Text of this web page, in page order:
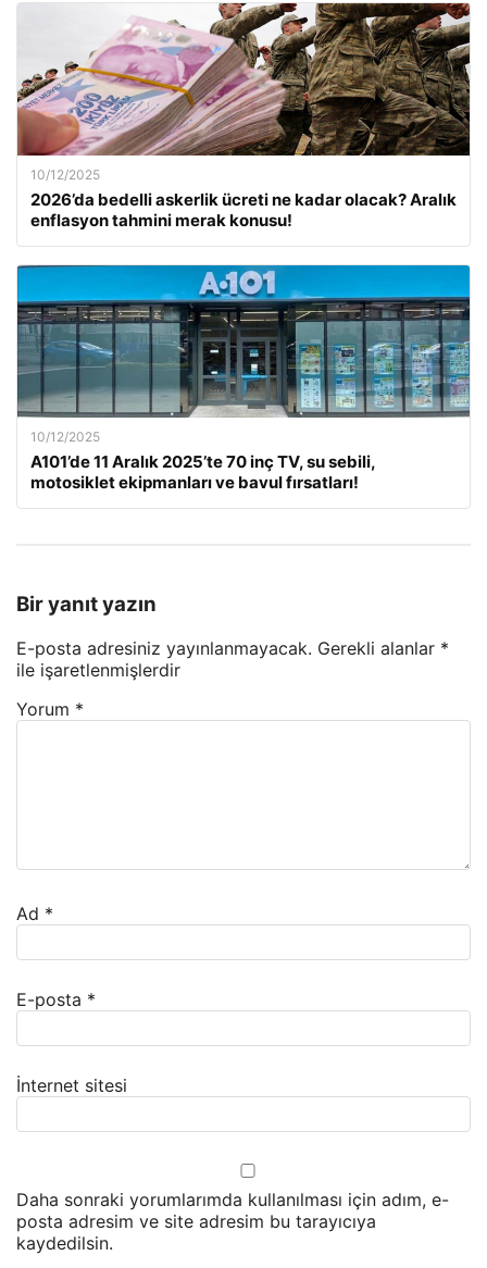
10/12/2025
2026’da bedelli askerlik ücreti ne kadar olacak? Aralık
enflasyon tahmini merak konusu!
10/12/2025
A101’de 11 Aralık 2025’te 70 inç TV, su sebili,
motosiklet ekipmanları ve bavul fırsatları!
Bir yanıt yazın
E-posta adresiniz yayınlanmayacak. Gerekli alanlar *
ile işaretlenmişlerdir
Yorum *
Ad *
E-posta *
İnternet sitesi
Daha sonraki yorumlarımda kullanılması için adım, e-
posta adresim ve site adresim bu tarayıcıya
kaydedilsin.